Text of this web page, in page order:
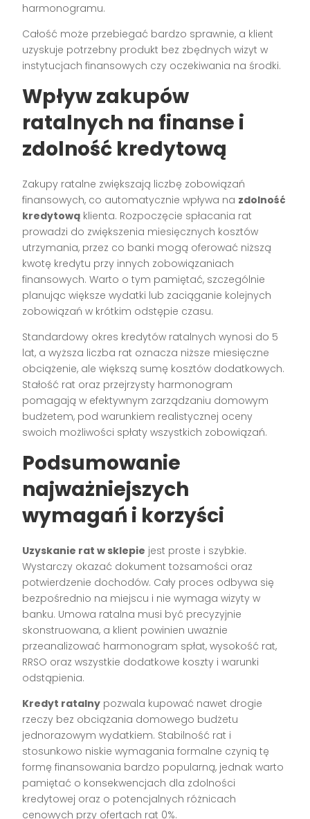
harmonogramu.
Całość może przebiegać bardzo sprawnie, a klient
uzyskuje potrzebny produkt bez zbędnych wizyt w
instytucjach finansowych czy oczekiwania na środki.
Wpływ zakupów
ratalnych na finanse i
zdolność kredytową
Zakupy ratalne zwiększają liczbę zobowiązań
finansowych, co automatycznie wpływa na zdolność
kredytową klienta. Rozpoczęcie spłacania rat
prowadzi do zwiększenia miesięcznych kosztów
utrzymania, przez co banki mogą oferować niższą
kwotę kredytu przy innych zobowiązaniach
finansowych. Warto o tym pamiętać, szczególnie
planując większe wydatki lub zaciąganie kolejnych
zobowiązań w krótkim odstępie czasu.
Standardowy okres kredytów ratalnych wynosi do 5
lat, a wyższa liczba rat oznacza niższe miesięczne
obciążenie, ale większą sumę kosztów dodatkowych.
Stałość rat oraz przejrzysty harmonogram
pomagają w efektywnym zarządzaniu domowym
budżetem, pod warunkiem realistycznej oceny
swoich możliwości spłaty wszystkich zobowiązań.
Podsumowanie
najważniejszych
wymagań i korzyści
Uzyskanie rat w sklepie jest proste i szybkie.
Wystarczy okazać dokument tożsamości oraz
potwierdzenie dochodów. Cały proces odbywa się
bezpośrednio na miejscu i nie wymaga wizyty w
banku. Umowa ratalna musi być precyzyjnie
skonstruowana, a klient powinien uważnie
przeanalizować harmonogram spłat, wysokość rat,
RRSO oraz wszystkie dodatkowe koszty i warunki
odstąpienia.
Kredyt ratalny pozwala kupować nawet drogie
rzeczy bez obciążania domowego budżetu
jednorazowym wydatkiem. Stabilność rat i
stosunkowo niskie wymagania formalne czynią tę
formę finansowania bardzo popularną, jednak warto
pamiętać o konsekwencjach dla zdolności
kredytowej oraz o potencjalnych różnicach
cenowych przy ofertach rat 0%.